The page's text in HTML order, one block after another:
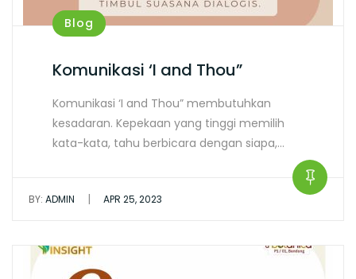
Blog
Komunikasi ‘I and Thou”
Komunikasi ‘I and Thou” membutuhkan
kesadaran. Kepekaan yang tinggi memilih
kata-kata, tahu berbicara dengan siapa,…
BY: ADMIN | APR 25, 2023